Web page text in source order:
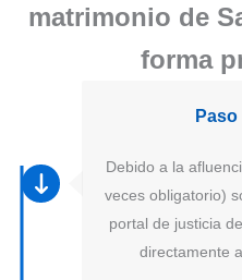
matrimonio de
forma
Paso
Debido a la
veces obligatorio)
portal de justicia
directamente